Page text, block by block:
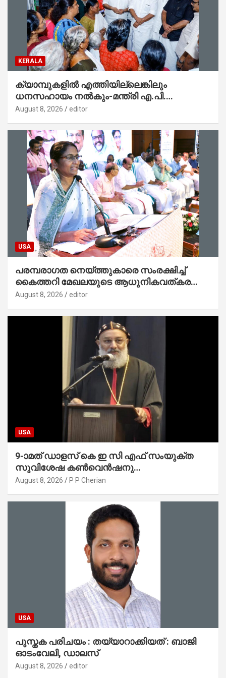
KERALA
ക്യാമ്പുകളിൽ എത്തിയില്ലെങ്കിലും
ധനസഹായം നൽകും-മന്ത്രി എ.പി.
അനിൽകുമാർ
August 8, 2026 editor
USA
പരമ്പരാഗത നെയ്ത്തുകാരെ സംരക്ഷിച്ച്
കൈത്തറി മേഖലയുടെ ആധുനികവത്കരണം
സാധ്യമാക്കും : ഡെപ്യൂട്ടി സ്പീക്കർ
August 8, 2026 editor
USA
9-ാമത് ഡാളസ് കെ ഇ സി എഫ് സംയുക്ത
സുവിശേഷ കൺവെൻഷനു
പ്രാർത്ഥനാനിർഭരമായ തുടക്കം
August 8, 2026 P P Cherian
USA
പുസ്തക പരിചയം : തയ്യാറാക്കിയത് : ബാജി
ഓടംവേലി, ഡാലസ്
August 8, 2026 editor